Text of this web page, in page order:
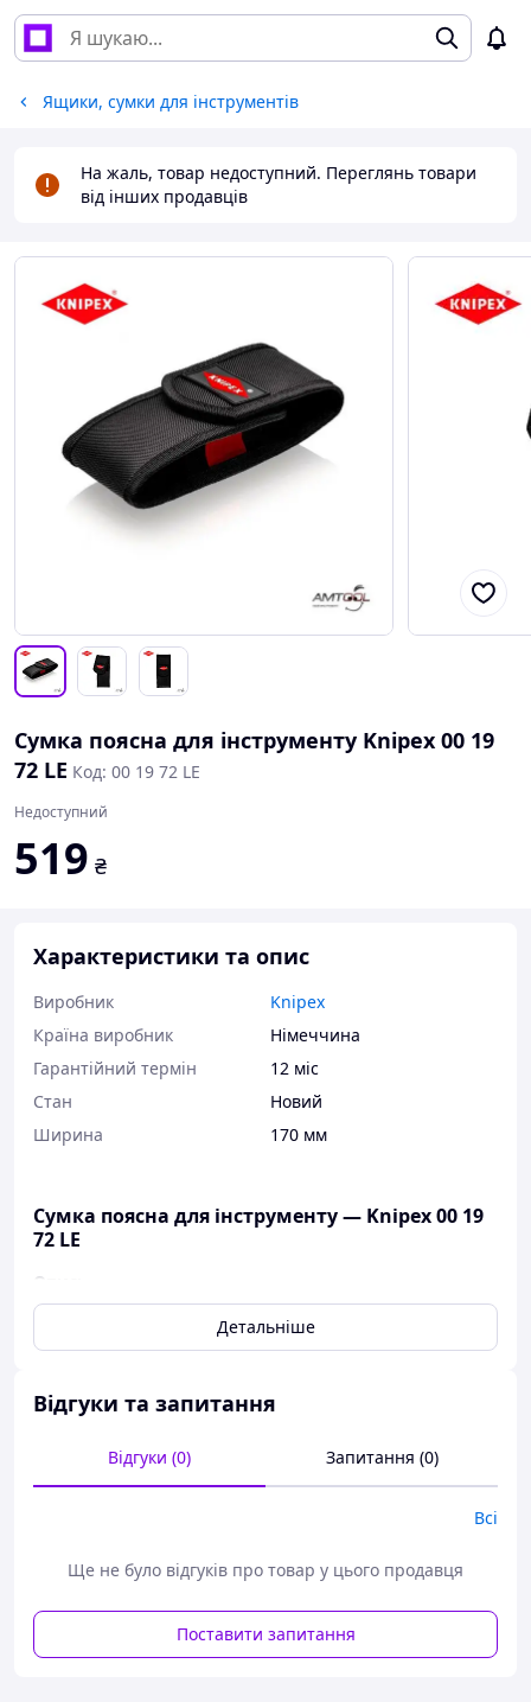
Ящики, сумки для інструментів
На жаль, товар недоступний. Переглянь товари
від інших продавців
Сумка поясна для інструменту Knipex 00 19
72 LE Код: 00 19 72 LE
Недоступний
519 ₴
Характеристики та опис
Виробник
Knipex
Країна виробник
Німеччина
Гарантійний термін
12 міс
Стан
Новий
Ширина
170 мм
Сумка поясна для інструменту — Knipex 00 19
72 LE
Опис:
Для двох інструментів до 150 мм завдовжки
Футляр із міцного поліестеру
ручок тощо.
Технічні характеристики:
Глибина: 25 мм
Knipex, Германия
Детальніше
Відгуки та запитання
Відгуки (0) Запитання (0)
Всі
Ще не було відгуків про товар у цього продавця
Поставити запитання